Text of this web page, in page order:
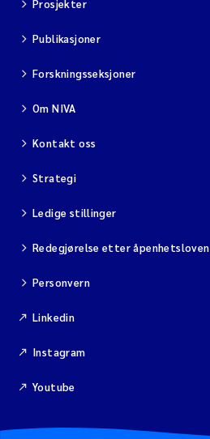
Prosjekter
Publikasjoner
Forskningsseksjoner
Om NIVA
Kontakt oss
Strategi
Ledige stillinger
Redegjørelse etter åpenhetsloven
Personvern
Linkedin
Instagram
Youtube